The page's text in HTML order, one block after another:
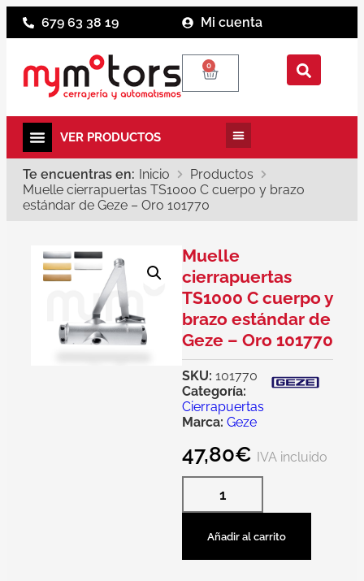
679 63 38 19 Mi cuenta
0
Te encuentras en: Inicio
Productos
Muelle cierrapuertas TS1000 C cuerpo y brazo
estándar de Geze – Oro 101770
Muelle
cierrapuertas
TS1000 C cuerpo y
brazo estándar de
Geze – Oro 101770
SKU: 101770
Categoría:
Cierrapuertas
Marca: Geze
47,80€ IVA incluido
Añadir al carrito